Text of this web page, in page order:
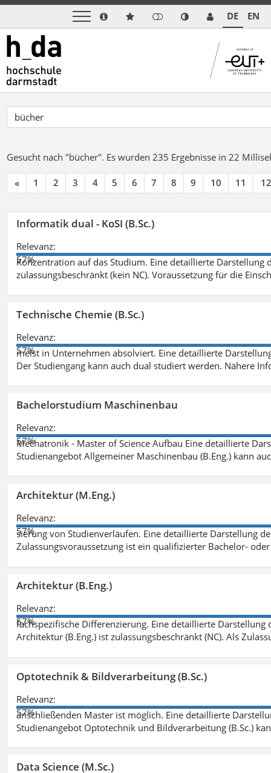
DE EN
Gesucht nach "bücher". Es wurden 235 Ergebnisse in 22
« 1 2 3 4 5 6 7 8 9 10 11 12
Informatik dual - KoSI (B.Sc.)
Relevanz:
57%
Konzentration auf das Studium. Eine detaillierte
zulassungsbeschränkt (kein NC). Voraussetzung für die
Technische Chemie (B.Sc.)
Relevanz:
57%
meist in Unternehmen absolviert. Eine detaillierte
Der Studiengang kann auch dual studiert werden. Nähere
Bachelorstudium Maschinenbau
Relevanz:
57%
Mechatronik - Master of Science Aufbau Eine detaillierte
Studienangebot Allgemeiner Maschinenbau (B.Eng.) kann
Architektur (M.Eng.)
Relevanz:
57%
sierung von Studienverläufen. Eine detaillierte Darstellung
Zulassungsvoraussetzung ist ein qualifizierter Bachelor-
Architektur (B.Eng.)
Relevanz:
57%
fachspezifische Differenzierung. Eine detaillierte
Architektur (B.Eng.) ist zulassungsbeschränkt (NC). Als
Optotechnik & Bildverarbeitung (B.Sc.)
Relevanz:
57%
anschließenden Master ist möglich. Eine detaillierte
Studienangebot Optotechnik und Bildverarbeitung (B.Sc.)
Data Science (M.Sc.)